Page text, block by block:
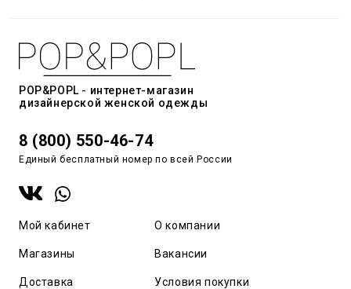
POP&POPL - интернет-магазин
дизайнерской женской одежды
8 (800) 550-46-74
Единый бесплатный номер по всей России
Мой кабинет
Магазины
Доставка
О компании
Вакансии
Условия покупки